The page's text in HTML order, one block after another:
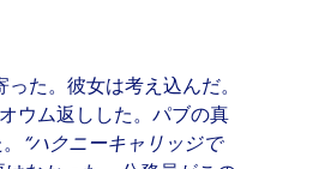
た。彼女は考え込んだ。
ウム返しした。パブの真
“ハクニーキャリッジで